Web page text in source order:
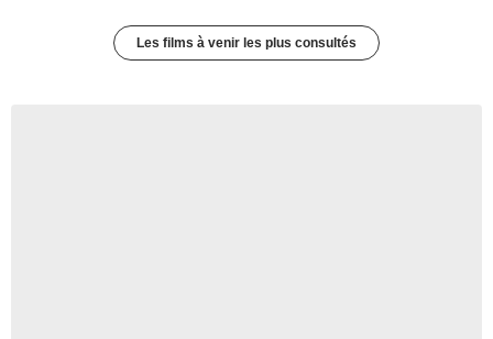
Les films à venir les plus consultés